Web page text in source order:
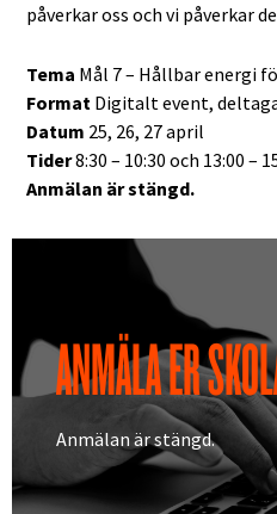
påverkar oss och vi påverkar
Tema Mål 7 – Hållbar energi
Format Digitalt event,
Datum 25, 26, 27 april
Tider8:30 – 10:30 och 13:00 –
Anmälan är stängd.
AKTUELLT
ANMÄLA ER
Anmälan är stängd.